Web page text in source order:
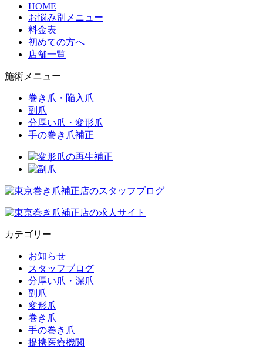
HOME
お悩み別メニュー
料金表
初めての方へ
店舗一覧
施術メニュー
巻き爪・陥入爪
副爪
分厚い爪・変形爪
手の巻き爪補正
カテゴリー
お知らせ
スタッフブログ
分厚い爪・深爪
副爪
変形爪
巻き爪
手の巻き爪
提携医療機関